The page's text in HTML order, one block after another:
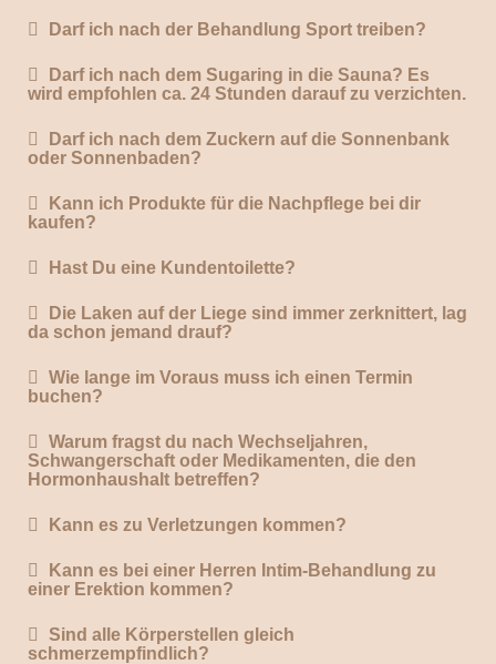
Darf ich nach der Behandlung Sport treiben?
Darf ich nach dem Sugaring in die Sauna? Es
wird empfohlen ca. 24 Stunden darauf zu verzichten.
Darf ich nach dem Zuckern auf die Sonnenbank
oder Sonnenbaden?
Kann ich Produkte für die Nachpflege bei dir
kaufen?
Hast Du eine Kundentoilette?
Die Laken auf der Liege sind immer zerknittert, lag
da schon jemand drauf?
Wie lange im Voraus muss ich einen Termin
buchen?
Warum fragst du nach Wechseljahren,
Schwangerschaft oder Medikamenten, die den
Hormonhaushalt betreffen?
Kann es zu Verletzungen kommen?
Kann es bei einer Herren Intim-Behandlung zu
einer Erektion kommen?
Sind alle Körperstellen gleich
schmerzempfindlich?